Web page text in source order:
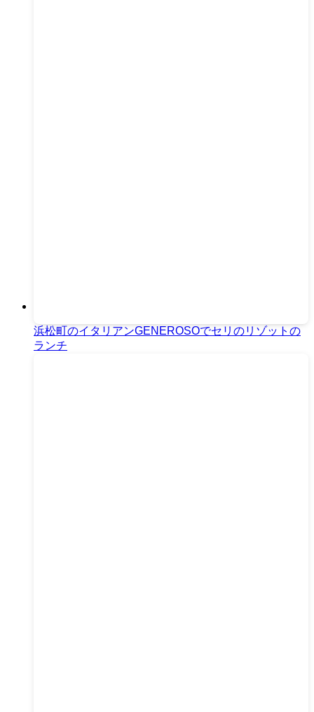
浜松町のイタリアンGENEROSOでセリのリゾットの
ランチ